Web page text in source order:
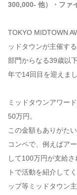
300,000- 他）・ファ
TOKYO MIDTOWN
ッドタウンが主催す
部門からなる39歳以
年で14回目を迎えまし
ミッドタウンアワー
50万円。
この金額もありがた
コンペで、例えばア
して100万円が支給
トで活動を紹介して
ップ等ミッドタウン